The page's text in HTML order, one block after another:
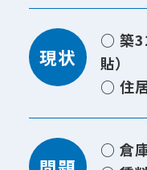
現状
○ 築
貼）
○ 住
○ 倉